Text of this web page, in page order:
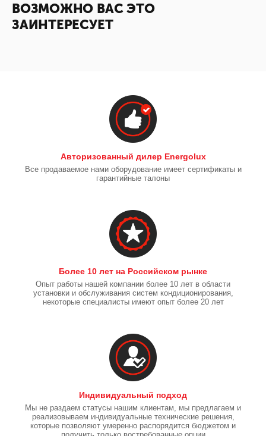
ВОЗМОЖНО ВАС ЭТО
ЗАИНТЕРЕСУЕТ
Авторизованный дилер Energolux
Все продаваемое нами оборудование имеет сертификаты и
гарантийные талоны
Более 10 лет на Российском рынке
Опыт работы нашей компании более 10 лет в области
установки и обслуживания систем кондиционирования,
некоторые специалисты имеют опыт более 20 лет
Индивидуальный подход
Мы не раздаем статусы нашим клиентам, мы предлагаем и
реализовываем индивидуальные технические решения,
которые позволяют умеренно распорядится бюджетом и